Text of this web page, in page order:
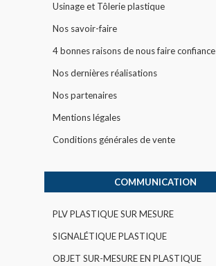
Usinage et Tôlerie plastique
Nos savoir-faire
4 bonnes raisons de nous faire confiance
Nos dernières réalisations
Nos partenaires
Mentions légales
Conditions générales de vente
COMMUNICATION
PLV PLASTIQUE SUR MESURE
SIGNALÉTIQUE PLASTIQUE
OBJET SUR-MESURE EN PLASTIQUE